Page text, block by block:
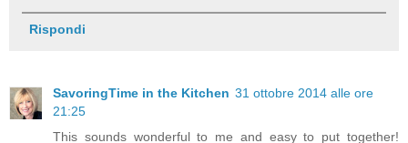
Rispondi
SavoringTime in the Kitchen 31 ottobre 2014 alle ore
21:25
This sounds wonderful to me and easy to put together!